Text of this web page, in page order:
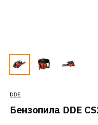
DDE
Бензопила DDE